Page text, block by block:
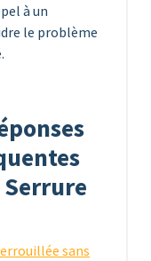
à un
le problème
sans